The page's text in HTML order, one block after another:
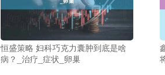
恒盛策略 妇科巧克力囊肿到底是啥
病？_治疗_症状_卵巢